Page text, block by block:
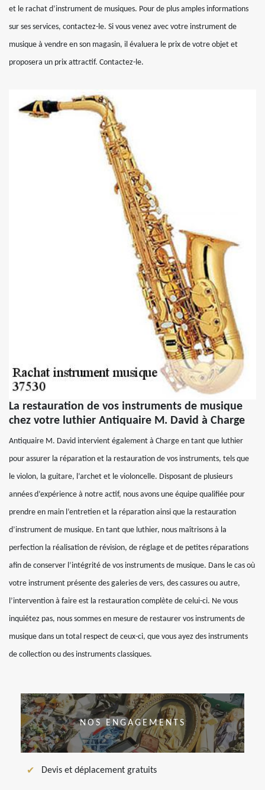
et le rachat d’instrument de musiques. Pour de plus amples informations
sur ses services, contactez-le. Si vous venez avec votre instrument de
musique à vendre en son magasin, il évaluera le prix de votre objet et
proposera un prix attractif. Contactez-le.
La restauration de vos instruments de musique
chez votre luthier Antiquaire M. David à Charge
Antiquaire M. David intervient également à Charge en tant que luthier
pour assurer la réparation et la restauration de vos instruments, tels que
le violon, la guitare, l’archet et le violoncelle. Disposant de plusieurs
années d’expérience à notre actif, nous avons une équipe qualifiée pour
prendre en main l’entretien et la réparation ainsi que la restauration
d’instrument de musique. En tant que luthier, nous maîtrisons à la
perfection la réalisation de révision, de réglage et de petites réparations
afin de conserver l’intégrité de vos instruments de musique. Dans le cas où
votre instrument présente des galeries de vers, des cassures ou autre,
l’intervention à faire est la restauration complète de celui-ci. Ne vous
inquiétez pas, nous sommes en mesure de restaurer vos instruments de
musique dans un total respect de ceux-ci, que vous ayez des instruments
de collection ou des instruments classiques.
NOS ENGAGEMENTS
Devis et déplacement gratuits